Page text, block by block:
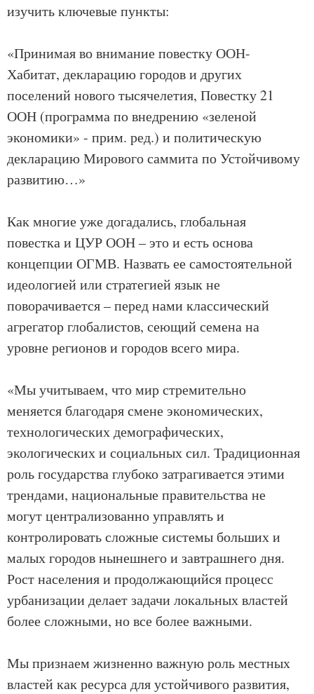
изучить ключевые пункты:
«Принимая во внимание повестку ООН-
Хабитат, декларацию городов и других
поселений нового тысячелетия, Повестку 21
ООН (программа по внедрению «зеленой
экономики» - прим. ред.) и политическую
декларацию Мирового саммита по Устойчивому
развитию…»
Как многие уже догадались, глобальная
повестка и ЦУР ООН – это и есть основа
концепции ОГМВ. Назвать ее самостоятельной
идеологией или стратегией язык не
поворачивается – перед нами классический
агрегатор глобалистов, сеющий семена на
уровне регионов и городов всего мира.
«Мы учитываем, что мир стремительно
меняется благодаря смене экономических,
технологических демографических,
экологических и социальных сил. Традиционная
роль государства глубоко затрагивается этими
трендами, национальные правительства не
могут централизованно управлять и
контролировать сложные системы больших и
малых городов нынешнего и завтрашнего дня.
Рост населения и продолжающийся процесс
урбанизации делает задачи локальных властей
более сложными, но все более важными.
Мы признаем жизненно важную роль местных
властей как ресурса для устойчивого развития,